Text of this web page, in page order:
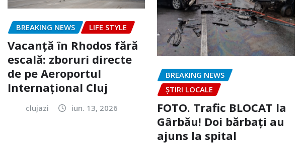
BREAKING NEWS LIFE STYLE
Vacanță în Rhodos fără
escală: zboruri directe
de pe Aeroportul
Internațional Cluj
clujazi iun. 13, 2026
BREAKING NEWS
ȘTIRI LOCALE
FOTO. Trafic BLOCAT la
Gârbău! Doi bărbați au
ajuns la spital